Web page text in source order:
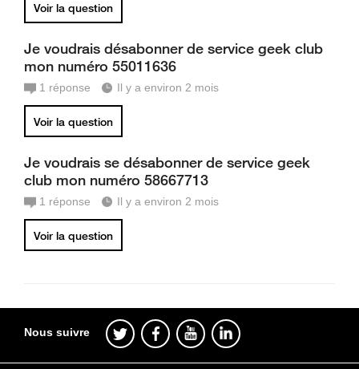
Voir la question
Je voudrais désabonner de service geek club
mon numéro 55011636
1 réponse Il y a environ 2 mois
Voir la question
Je voudrais se désabonner de service geek
club mon numéro 58667713
1 réponse Il y a environ 2 mois
Voir la question
Nous suivre